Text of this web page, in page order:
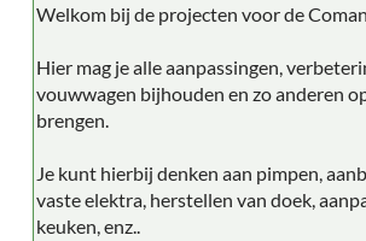
Welkom bij de projecten voor de
Hier mag je alle aanpassingen,
vouwwagen bijhouden en zo anderen
brengen.
Je kunt hierbij denken aan pimpen,
vaste elektra, herstellen van doek,
keuken, enz..